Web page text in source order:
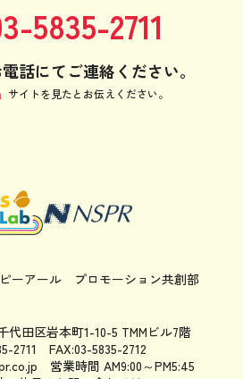
話にてご連絡ください。
5835-2711
サイトを見たと お伝えください。
ーアール プロモーション共創部
代田区岩本町1-10-5 TMMビル7階
2711 FAX:03-5835-2712
営業時間 AM9:00～PM5:45